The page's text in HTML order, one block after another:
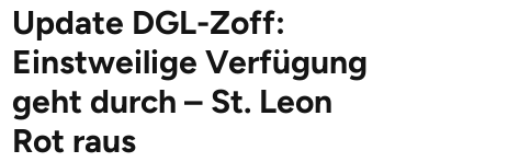
Update DGL-Zoff:
Einstweilige Verfügung
geht durch – St. Leon
Rot raus